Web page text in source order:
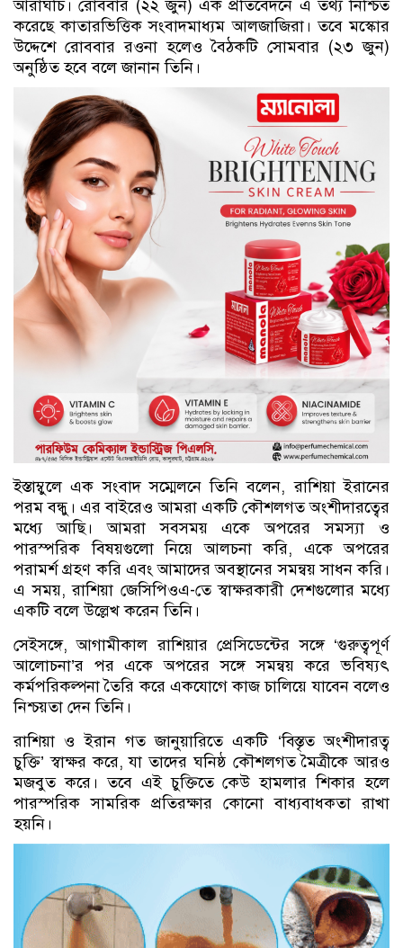
আরাঘচি। রোববার (২২ জুন) এক প্রতিবেদনে এ তথ্য নিশ্চিত
করেছে কাতারভিত্তিক সংবাদমাধ্যম আলজাজিরা। তবে মস্কোর
উদ্দেশে রোববার রওনা হলেও বৈঠকটি সোমবার (২৩ জুন)
অনুষ্ঠিত হবে বলে জানান তিনি।
ইস্তাম্বুলে এক সংবাদ সম্মেলনে তিনি বলেন, রাশিয়া ইরানের
পরম বন্ধু। এর বাইরেও আমরা একটি কৌশলগত অংশীদারত্বের
মধ্যে আছি। আমরা সবসময় একে অপরের সমস্যা ও
পারস্পরিক বিষয়গুলো নিয়ে আলচনা করি, একে অপরের
পরামর্শ গ্রহণ করি এবং আমাদের অবস্থানের সমন্বয় সাধন করি।
এ সময়, রাশিয়া জেসিপিওএ-তে স্বাক্ষরকারী দেশগুলোর মধ্যে
একটি বলে উল্লেখ করেন তিনি।
সেইসঙ্গে, আগামীকাল রাশিয়ার প্রেসিডেন্টের সঙ্গে ‘গুরুত্বপূর্ণ
আলোচনা’র পর একে অপরের সঙ্গে সমন্বয় করে ভবিষ্যৎ
কর্মপরিকল্পনা তৈরি করে একযোগে কাজ চালিয়ে যাবেন বলেও
নিশ্চয়তা দেন তিনি।
রাশিয়া ও ইরান গত জানুয়ারিতে একটি ‘বিস্তৃত অংশীদারত্ব
চুক্তি’ স্বাক্ষর করে, যা তাদের ঘনিষ্ঠ কৌশলগত মৈত্রীকে আরও
মজবুত করে। তবে এই চুক্তিতে কেউ হামলার শিকার হলে
পারস্পরিক সামরিক প্রতিরক্ষার কোনো বাধ্যবাধকতা রাখা
হয়নি।